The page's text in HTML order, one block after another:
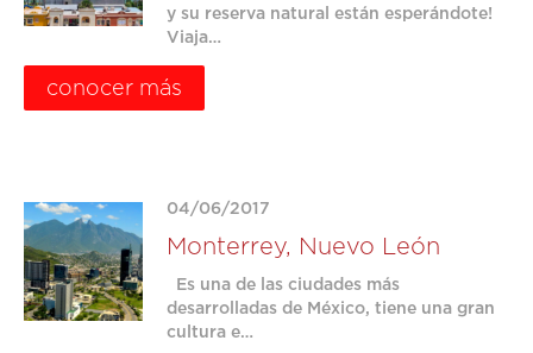
y su reserva natural están esperándote!
Viaja…
conocer más
04/06/2017
Monterrey, Nuevo León
Es una de las ciudades más
desarrolladas de México, tiene una gran
cultura e…